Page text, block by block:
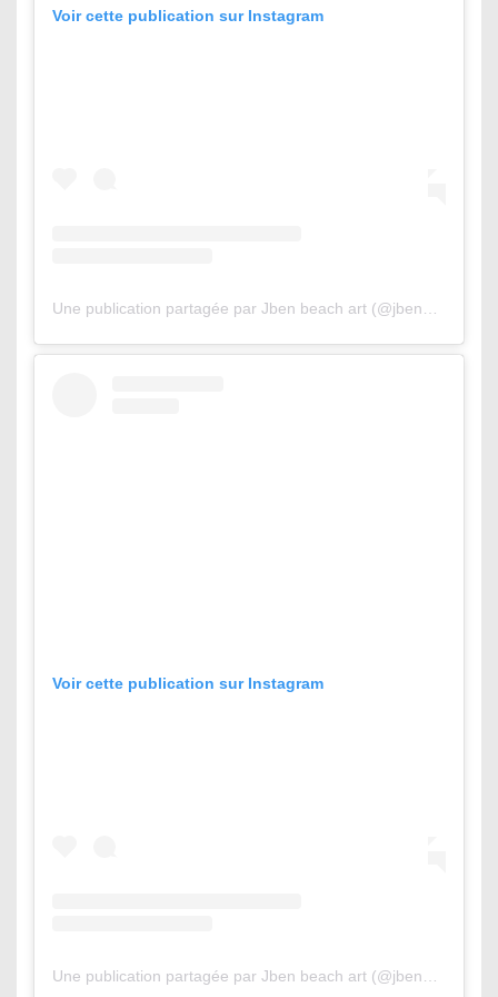
Voir cette publication sur Instagram
Une publication partagée par Jben beach art (@jbenart)
Voir cette publication sur Instagram
Une publication partagée par Jben beach art (@jbenart)